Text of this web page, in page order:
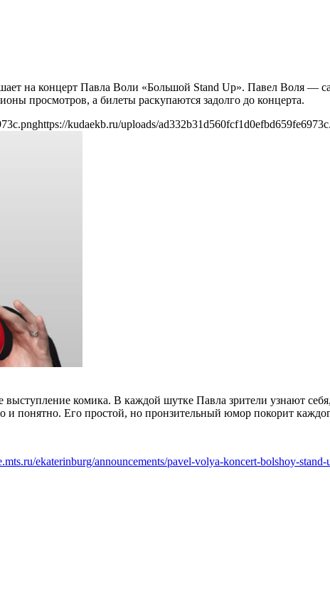
на концерт Павла Воли «Большой Stand Up». Павел Воля —
просмотров, а билеты раскупаются задолго до концерта.
https://kudaekb.ru/uploads/
выступление комика. В каждой шутке Павла зрители узнают
понятно. Его простой, но пронзительный юмор покорит
ekaterinburg/announcements/pavel-volya-koncert-bolshoy-stand-